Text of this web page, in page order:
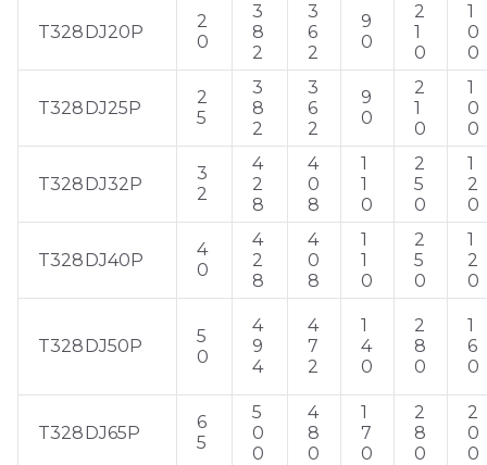
T328DJ20P
2
0
3
8
2
3
6
2
9
0
2
1
0
1
0
0
T328DJ25P
2
5
3
8
2
3
6
2
9
0
2
1
0
1
0
0
T328DJ32P
3
2
4
2
8
4
0
8
1
1
0
2
5
0
1
2
0
T328DJ40P
4
0
4
2
8
4
0
8
1
1
0
2
5
0
1
2
0
T328DJ50P
5
0
4
9
4
4
7
2
1
4
0
2
8
0
1
6
0
T328DJ65P
6
5
5
0
0
4
8
0
1
7
0
2
8
0
2
0
0